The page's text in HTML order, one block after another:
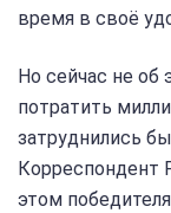
время в своё
Но сейчас не об
потратить
затруднились
Корреспондент
этом